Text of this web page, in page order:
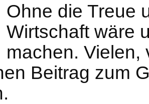
Ohne die Treue
Wirtschaft wäre
machen. Vielen,
Beitrag zum